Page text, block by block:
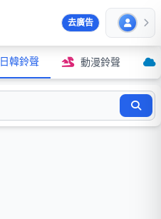
去廣告
韓鈴聲 動漫鈴聲